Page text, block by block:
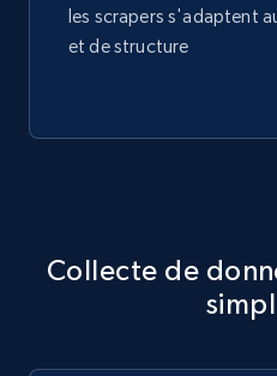
les scrapers s'adaptent
et de structure
Collecte de